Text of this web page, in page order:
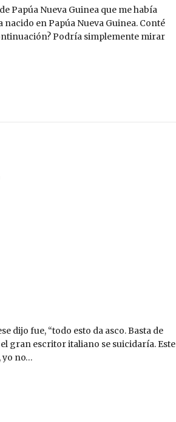
Papúa Nueva Guinea que me había
en Papúa Nueva Guinea. Conté
Podría simplemente mirar
dijo fue, “todo esto da asco. Basta de
gran escritor italiano se suicidaría. Este
yo no…